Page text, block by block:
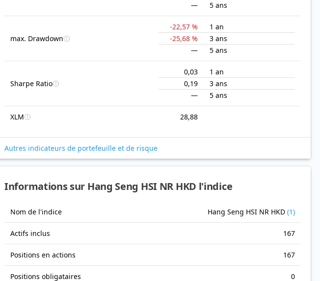
—
5 ans
max. Drawdown
-22,57 %
1 an
-25,68 %
3 ans
—
5 ans
Sharpe Ratio
0,03
1 an
0,19
3 ans
—
5 ans
XLM 28,88
Autres indicateurs de portefeuille et de risque
Informations sur Hang Seng HSI NR HKD l'indice
Nom de l'indice Hang Seng HSI NR HKD (1)
Actifs inclus 167
Positions en actions 167
Positions obligataires 0